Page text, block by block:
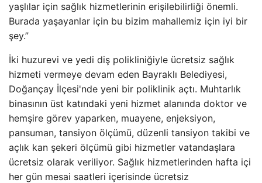
yaşlılar için sağlık hizmetlerinin erişilebilirliği önemli.
Burada yaşayanlar için bu bizim mahallemiz için iyi bir
şey.”
İki huzurevi ve yedi diş polikliniğiyle ücretsiz sağlık
hizmeti vermeye devam eden Bayraklı Belediyesi,
Doğançay İlçesi'nde yeni bir poliklinik açtı. Muhtarlık
binasının üst katındaki yeni hizmet alanında doktor ve
hemşire görev yaparken, muayene, enjeksiyon,
pansuman, tansiyon ölçümü, düzenli tansiyon takibi ve
açlık kan şekeri ölçümü gibi hizmetler vatandaşlara
ücretsiz olarak veriliyor. Sağlık hizmetlerinden hafta içi
her gün mesai saatleri içerisinde ücretsiz